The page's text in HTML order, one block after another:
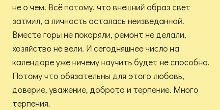
не о чем. Всё потому, что внешний образ свет
затмил, а личность осталась неизведанной.
Вместе горы не покоряли, ремонт не делали,
хозяйство не вели. И сегодняшнее число на
календаре уже ничему научить будет не способно.
Потому что обязательны для этого любовь,
доверие, уважение, доброта и терпение. Много
терпения.